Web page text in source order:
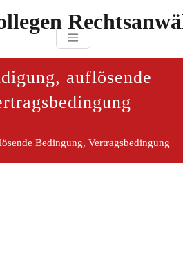
Döhl & Kollegen
auflösende
Bedingung, Vertragsbedingung